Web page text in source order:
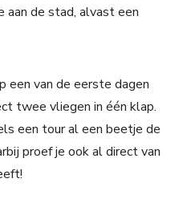
aan de stad, alvast een
een van de eerste dagen
twee vliegen in één klap.
een tour al een beetje de
proef je ook al direct van